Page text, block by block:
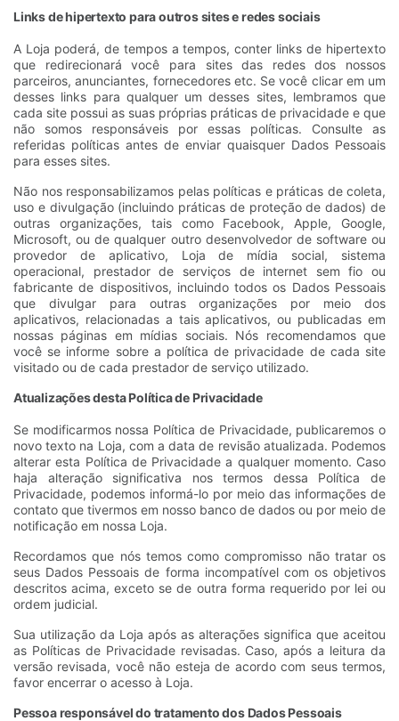
Links de hipertexto para outros sites e redes sociais
A Loja poderá, de tempos a tempos, conter links de hipertexto
que redirecionará você para sites das redes dos nossos
parceiros, anunciantes, fornecedores etc. Se você clicar em um
desses links para qualquer um desses sites, lembramos que
cada site possui as suas próprias práticas de privacidade e que
não somos responsáveis por essas políticas. Consulte as
referidas políticas antes de enviar quaisquer Dados Pessoais
para esses sites.
Não nos responsabilizamos pelas políticas e práticas de coleta,
uso e divulgação (incluindo práticas de proteção de dados) de
outras organizações, tais como Facebook, Apple, Google,
Microsoft, ou de qualquer outro desenvolvedor de software ou
provedor de aplicativo, Loja de mídia social, sistema
operacional, prestador de serviços de internet sem fio ou
fabricante de dispositivos, incluindo todos os Dados Pessoais
que divulgar para outras organizações por meio dos
aplicativos, relacionadas a tais aplicativos, ou publicadas em
nossas páginas em mídias sociais. Nós recomendamos que
você se informe sobre a política de privacidade de cada site
visitado ou de cada prestador de serviço utilizado.
Atualizações desta Política de Privacidade
Se modificarmos nossa Política de Privacidade, publicaremos o
novo texto na Loja, com a data de revisão atualizada. Podemos
alterar esta Política de Privacidade a qualquer momento. Caso
haja alteração significativa nos termos dessa Política de
Privacidade, podemos informá-lo por meio das informações de
contato que tivermos em nosso banco de dados ou por meio de
notificação em nossa Loja.
Recordamos que nós temos como compromisso não tratar os
seus Dados Pessoais de forma incompatível com os objetivos
descritos acima, exceto se de outra forma requerido por lei ou
ordem judicial.
Sua utilização da Loja após as alterações significa que aceitou
as Políticas de Privacidade revisadas. Caso, após a leitura da
versão revisada, você não esteja de acordo com seus termos,
favor encerrar o acesso à Loja.
Pessoa responsável do tratamento dos Dados Pessoais